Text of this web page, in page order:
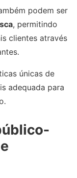
podem ser
, permitindo
clientes através
únicas de
adequada para